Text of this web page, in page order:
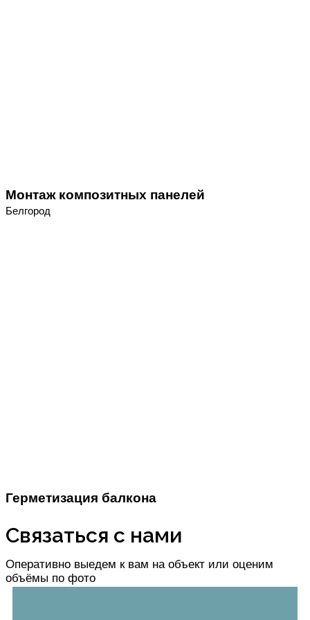
Монтаж композитных панелей
Белгород
Герметизация балкона
Связаться с нами
Оперативно выедем к вам на объект или оценим
объёмы по фото